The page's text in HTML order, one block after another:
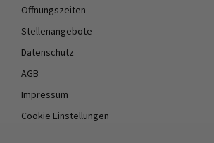
Öffnungszeiten
Stellenangebote
Datenschutz
AGB
Impressum
Cookie Einstellungen